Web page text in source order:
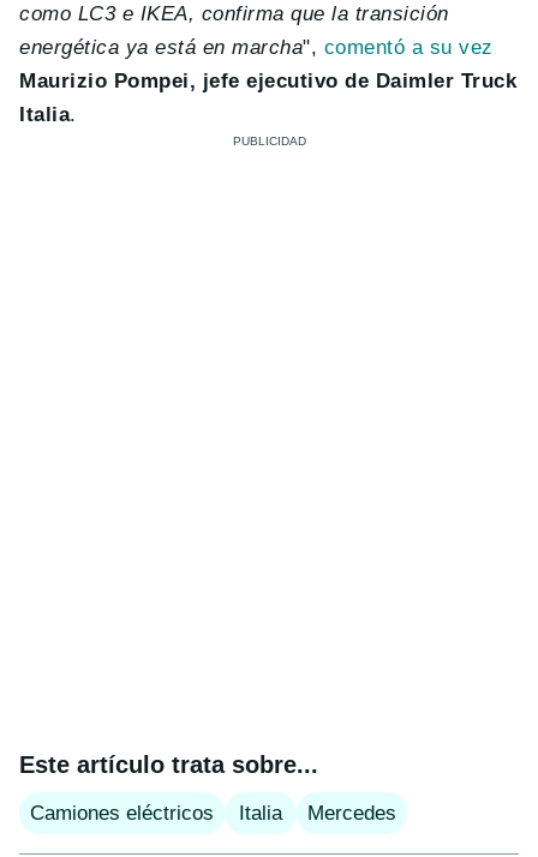
como LC3 e IKEA, confirma que la transición
energética ya está en marcha", comentó a su vez
Maurizio Pompei, jefe ejecutivo de Daimler Truck
Italia.
Este artículo trata sobre...
Camiones eléctricos Italia Mercedes